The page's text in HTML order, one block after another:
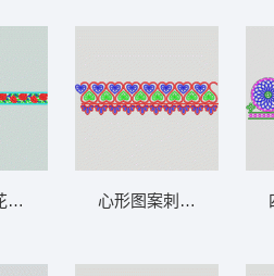
边图案 条带状 水溶条码网布花边
心形图案刺绣花边 条带